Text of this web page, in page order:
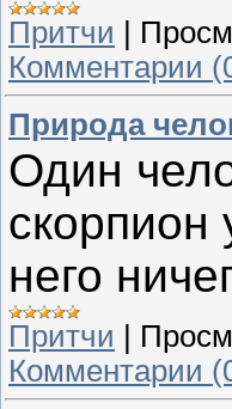
Притчи
Комментарии
Природа
Один
скорпион
него
Притчи |
Комментарии